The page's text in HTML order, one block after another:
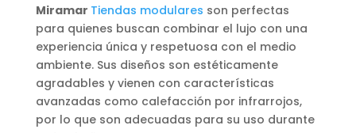
Miramar Tiendas modulares son perfectas
para quienes buscan combinar el lujo con una
experiencia única y respetuosa con el medio
ambiente. Sus diseños son estéticamente
agradables y vienen con características
avanzadas como calefacción por infrarrojos,
por lo que son adecuadas para su uso durante